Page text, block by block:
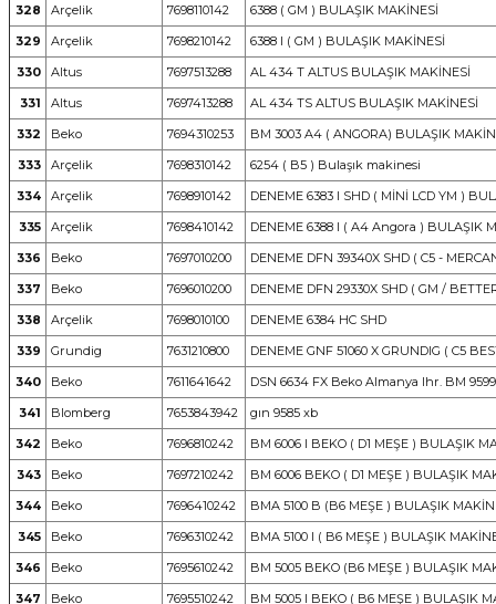
328
Arçelik 7698110142
6388 ( GM ) BULAŞIK MAKİNESİ
329
Arçelik 7698210142
6388 I ( GM ) BULAŞIK MAKİNESİ
330
Altus 7697513288
AL 434 T ALTUS BULAŞIK MAKİNESİ
331
Altus 7697413288
AL 434 TS ALTUS BULAŞIK MAKİNESİ
332
Beko 7694310253
BM 3003 A4 ( ANGORA) BULAŞIK
333
Arçelik 7698310142
6254 ( B5 ) Bulaşık makinesi
334
Arçelik 7698910142
DENEME 6383 I SHD ( MİNİ LCD YM )
335
Arçelik 7698410142
DENEME 6388 I ( A4 Angora ) BULAŞIK
336
Beko 7697010200
DENEME DFN 39340X SHD ( C5 -
337
Beko 7696010200
DENEME DFN 29330X SHD ( GM /
338
Arçelik 7698010100
DENEME 6384 HC SHD
339
Grundig 7631210800
DENEME GNF 51060 X GRUNDIG ( C5
340
Beko 7611641642
DSN 6634 FX Beko Almanya Ihr. BM
341
Blomberg 7653843942
gın 9585 xb
342
Beko 7696810242
BM 6006 I BEKO ( D1 MEŞE ) BULAŞIK
343
Beko 7697210242
BM 6006 BEKO ( D1 MEŞE ) BULAŞIK
344
Beko 7696410242
BMA 5100 B (B6 MEŞE ) BULAŞIK
345
Beko 7696310242
BMA 5100 I ( B6 MEŞE ) BULAŞIK
346
Beko 7695610242
BM 5005 BEKO (B6 MEŞE ) BULAŞIK
347
Beko 7695510242 BM 5005 I BEKO ( B6 MEŞE ) BULAŞIK